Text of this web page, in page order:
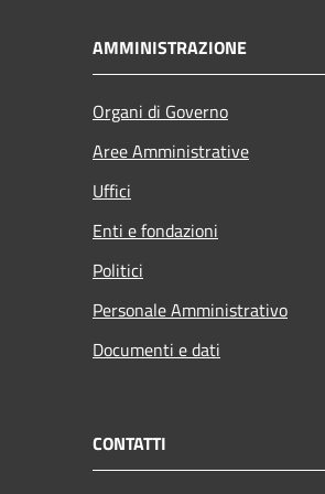
AMMINISTRAZIONE
Organi di Governo
Aree Amministrative
Uffici
Enti e fondazioni
Politici
Personale Amministrativo
Documenti e dati
CONTATTI